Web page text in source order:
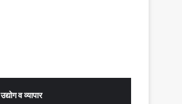
उद्योग व व्यापार